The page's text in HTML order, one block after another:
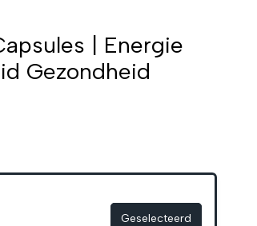
| Energie
Gezondheid
Geselecteerd